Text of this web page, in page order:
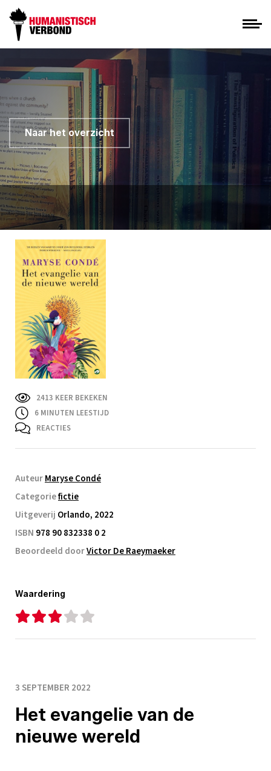
Naar het overzicht
2413 KEER BEKEKEN
6 MINUTEN LEESTIJD
REACTIES
AuteurMaryse Condé
Categoriefictie
Uitgeverij Orlando, 2022
ISBN 978 90 832338 0 2
Beoordeeld doorVictor De Raeymaeker
Waardering
3 SEPTEMBER 2022
Het evangelie van de
nieuwe wereld